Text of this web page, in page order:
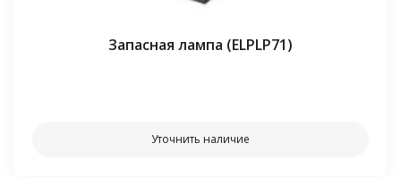
Запасная лампа (ELPLP71)
Уточнить наличие